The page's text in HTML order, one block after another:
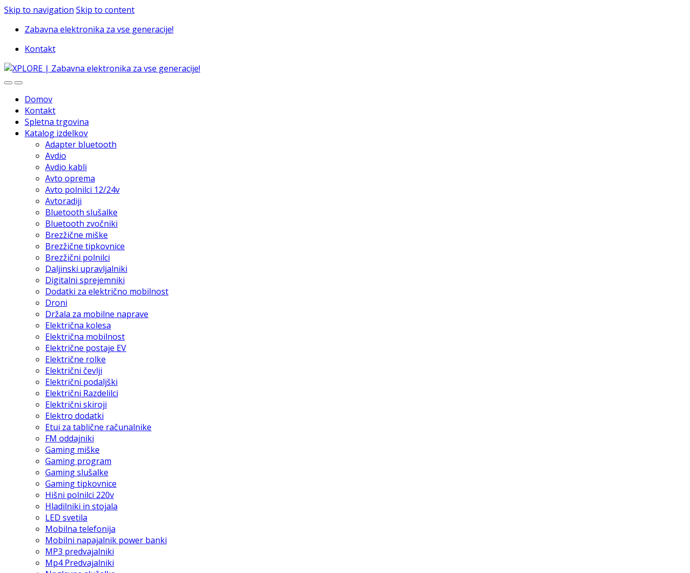
Skip to navigation Skip to content
Zabavna elektronika za vse generacije!
Kontakt
Domov
Kontakt
Spletna trgovina
Katalog izdelkov
Adapter bluetooth
Avdio
Avdio kabli
Avto oprema
Avto polnilci 12/24v
Avtoradiji
Bluetooth slušalke
Bluetooth zvočniki
Brezžične miške
Brezžične tipkovnice
Brezžični polnilci
Daljinski upravljalniki
Digitalni sprejemniki
Dodatki za električno mobilnost
Droni
Držala za mobilne naprave
Električna kolesa
Električna mobilnost
Električne postaje EV
Električne rolke
Električni čevlji
Električni podaljški
Električni Razdelilci
Električni skiroji
Elektro dodatki
Etui za tablične računalnike
FM oddajniki
Gaming miške
Gaming program
Gaming slušalke
Gaming tipkovnice
Hišni polnilci 220v
Hladilniki in stojala
LED svetila
Mobilna telefonija
Mobilni napajalnik power banki
MP3 predvajalniki
Mp4 Predvajalniki